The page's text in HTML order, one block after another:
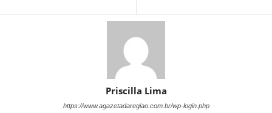
Priscilla Lima
https://www.agazetadaregiao.com.br/wp-login.php